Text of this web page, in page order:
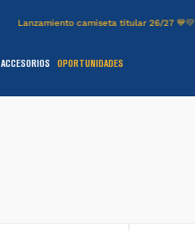
Lanzamiento camiseta titular 26/27 💙💛
ACCESORIOS OPORTUNIDADES